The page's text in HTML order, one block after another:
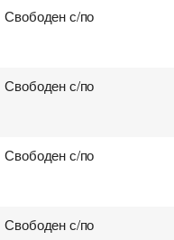
Свободен с/по
Свободен с/по
Свободен с/по
Свободен с/по